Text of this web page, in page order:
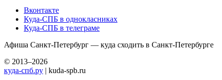
Вконтакте
Куда-СПБ в однокласниках
Куда-СПБ в телеграме
Афиша Санкт-Петербург — куда сходить в Санкт-Петербурге
© 2013–2026
куда-спб.ру | kuda-spb.ru